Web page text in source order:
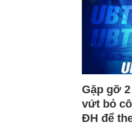
Gặp gỡ
vứt bỏ
ĐH để